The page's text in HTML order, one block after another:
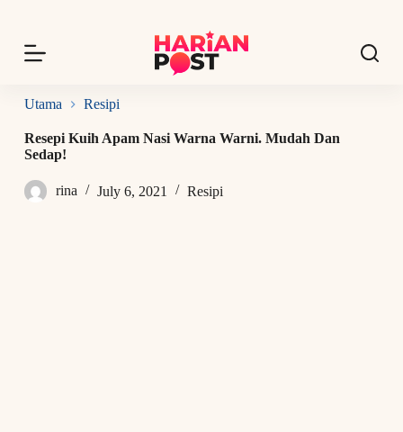
p
o
o
n
n
Utama Resipi
Resepi Kuih Apam Nasi Warna Warni. Mudah Dan
Sedap!
rina July 6, 2021 Resipi